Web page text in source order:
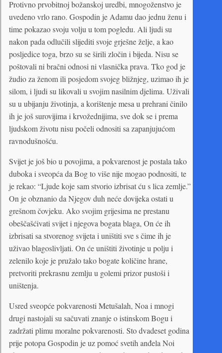
Protivno prvobitnoj božanskoj uredbi, mnogoženstvo je
uvedeno vrlo rano. Gospodin je Adamu dao jednu ženu i
time pokazao svoju volju u tom pogledu. Ali ljudi su
nakon pada odlučili slijediti svoje grješne želje, a kao
posljedice toga, brzo su se širili zločin i bijeda. Nisu se
poštovali ni bračni odnosi ni vlasnička prava. Tko god je
žudio za ženom ili posjedom svojeg bližnjeg, uzimao ih je
silom, i ljudi su likovali u svojim nasilnim djelima. Uživali
su u ubijanju životinja, a korištenje mesa u prehrani činilo
ih je još surovijima i krvožednijima, sve dok se i prema
ljudskom životu nisu počeli odnositi sa zapanjujućom
ravnodušnošću.
Svijet je još bio u povojima, a pokvarenost je postala tako
duboka i sveopća da Bog to više nije mogao podnositi, te
je rekao: “Ljude koje sam stvorio izbrisat ću s lica zemlje.”
On je obznanio da Njegov duh neće dovijeka ostati u
grešnom čovjeku. Ako svojim grijesima ne prestanu
obeščašćivati svijet i njegova bogata blaga, On će ih
izbrisati sa stvorenog svijeta i uništiti sve s čime ih je
uživao blagoslivljati. On će uništiti životinje u polju i
zelenilo koje je pružalo tako bogate količine hrane,
pretvoriti prekrasnu zemlju u golemi prizor pustoši i
uništenja.
Usred sveopće pokvarenosti Metušalah, Noa i mnogi
drugi nastojali su sačuvati znanje o istinskom Bogu i
zadržati plimu moralne pokvarenosti. Sto dvadeset godina
prije potopa Gospodin je uz pomoć svetih anđela Noi